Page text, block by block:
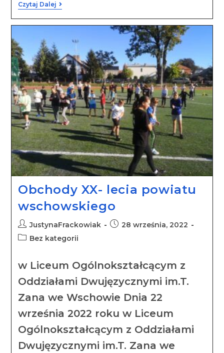
Czytaj Dalej
Obchody XX- lecia powiatu
wschowskiego
JustynaFrackowiak
28 września, 2022
Bez kategorii
w Liceum Ogólnokształcącym z
Oddziałami Dwujęzycznymi im.T.
Zana we Wschowie Dnia 22
września 2022 roku w Liceum
Ogólnokształcącym z Oddziałami
Dwujęzycznymi im.T. Zana we